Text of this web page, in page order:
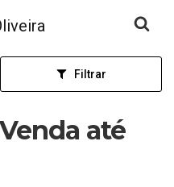
Filtrar
até